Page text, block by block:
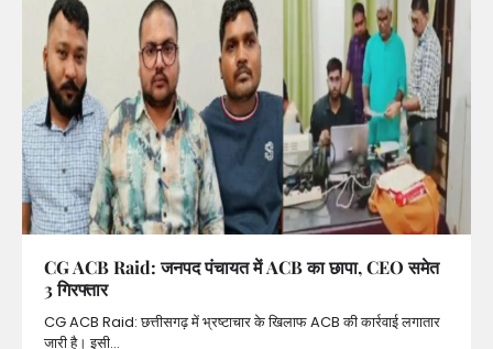
CG ACB Raid: जनपद पंचायत में ACB का छापा, CEO समेत
3 गिरफ्तार
CG ACB Raid: छत्तीसगढ़ में भ्रष्टाचार के खिलाफ ACB की कार्रवाई लगातार
जारी है। इसी…